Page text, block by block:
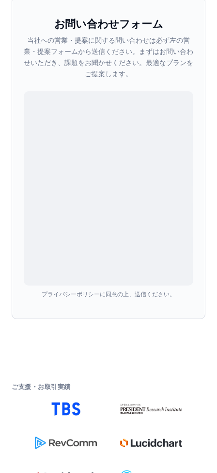
お問い合わせフォーム
当社への営業・提案に関する問い合わせは必ず左の営
業・提案フォームから送信ください。まずはお問い合わ
せいただき、課題をお聞かせください。最適なプランを
ご提案します。
プライバシーポリシーに同意の上、送信ください。
ご支援・お取引実績